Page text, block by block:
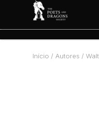
Início / Autores /